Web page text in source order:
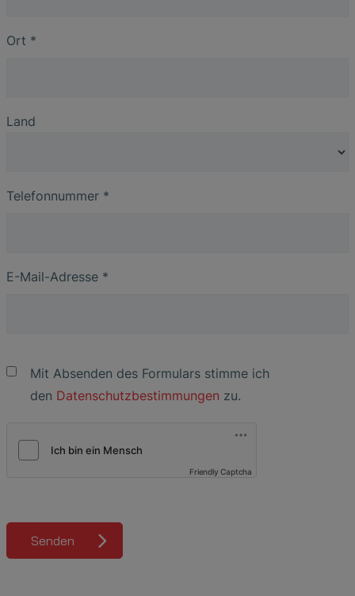
Ort *
Land
Telefonnummer *
E-Mail-Adresse *
Mit Absenden des Formulars stimme ich
den Datenschutzbestimmungen zu.
Friendly Captcha
Senden